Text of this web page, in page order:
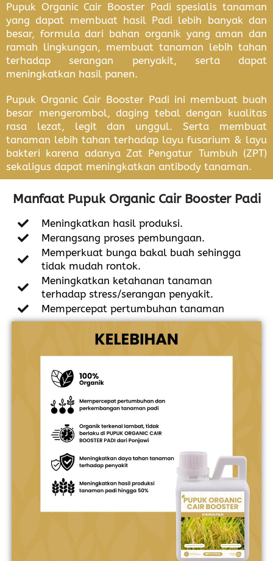
Pupuk Organic Cair Booster Padi spesialis tanaman
yang dapat membuat hasil Padi lebih banyak dan
besar, formula dari bahan organik yang aman dan
ramah lingkungan, membuat tanaman lebih tahan
terhadap serangan penyakit, serta dapat
meningkatkan hasil panen.
Pupuk Organic Cair Booster Padi ini membuat buah
besar mengerombol, daging tebal dengan kualitas
rasa lezat, legit dan unggul. Serta membuat
tanaman lebih tahan terhadap layu fusarium & layu
bakteri karena adanya Zat Pengatur Tumbuh (ZPT)
sekaligus dapat meningkatkan antibody tanaman.
Manfaat Pupuk Organic Cair Booster Padi
Meningkatkan hasil produksi.
Merangsang proses pembungaan.
Memperkuat bunga bakal buah sehingga
tidak mudah rontok.
Meningkatkan ketahanan tanaman
terhadap stress/serangan penyakit.
Mempercepat pertumbuhan tanaman